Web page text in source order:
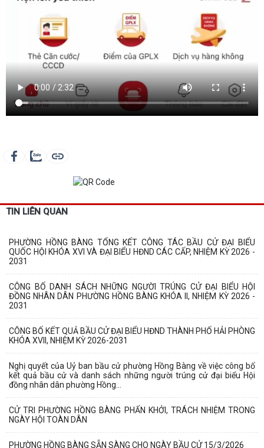
TIN LIÊN QUAN
PHƯỜNG HỒNG BÀNG TỔNG KẾT CÔNG TÁC BẦU CỬ ĐẠI BIỂU
QUỐC HỘI KHÓA XVI VÀ ĐẠI BIỂU HĐND CÁC CẤP, NHIỆM KỲ 2026 -
2031
CÔNG BỐ DANH SÁCH NHỮNG NGƯỜI TRÚNG CỬ ĐẠI BIỂU HỘI
ĐỒNG NHÂN DÂN PHƯỜNG HỒNG BÀNG KHÓA II, NHIỆM KỲ 2026 -
2031
CÔNG BỐ KẾT QUẢ BẦU CỬ ĐẠI BIỂU HĐND THÀNH PHỐ HẢI PHÒNG
KHÓA XVII, NHIỆM KỲ 2026-2031
Nghị quyết của Uỷ ban bầu cử phường Hồng Bàng về việc công bố
kết quả bầu cử và danh sách những người trúng cử đại biểu Hội
đồng nhân dân phường Hồng...
CỬ TRI PHƯỜNG HỒNG BÀNG PHẤN KHỞI, TRÁCH NHIỆM TRONG
NGÀY HỘI TOÀN DÂN
PHƯỜNG HỒNG BÀNG SẴN SÀNG CHO NGÀY BẦU CỬ 15/3/2026